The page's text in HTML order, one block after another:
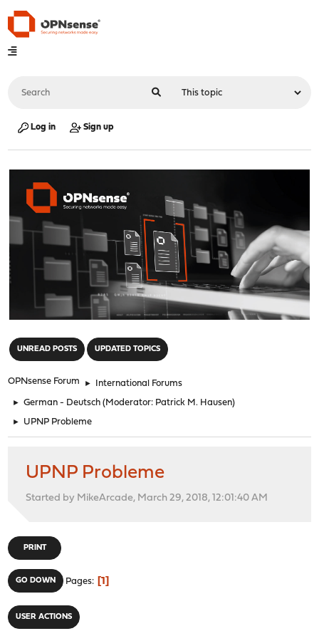
Log in Sign up
UNREAD POSTS UPDATED TOPICS
OPNsense Forum ► International Forums
► German - Deutsch (Moderator: Patrick M. Hausen)
► UPNP Probleme
UPNP Probleme
Started by MikeArcade, March 29, 2018, 12:01:40 AM
PRINT
GO DOWN Pages 1
USER ACTIONS